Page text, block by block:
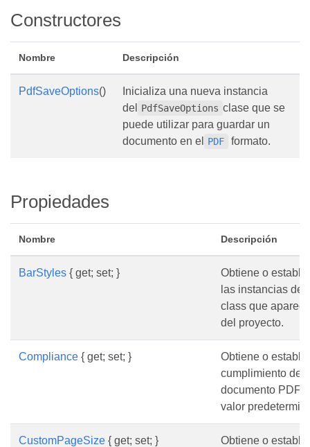
Constructores
Nombre Descripción
PdfSaveOptions()
Inicializa una nueva instancia
del
PdfSaveOptions clase que se
puede utilizar para guardar un
documento en el
PDF formato.
Propiedades
Nombre Descripción
BarStyles { get; set; }
Obtiene o
las instancias del
class que
del proyecto.
Compliance { get; set; }
Obtiene o
cumplimiento
documento PDF
valor
CustomPageSize { get; set; }
Obtiene o